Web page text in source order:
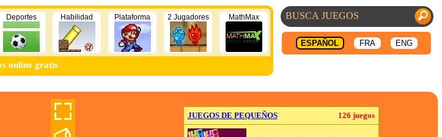
ESPAÑOL FRA ENG
Deportes Habilidad Plataforma 2 Jugadores MathMax
online gratis
JUEGOS DE PEQUEÑOS 126 juegos